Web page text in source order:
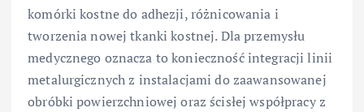
komórki kostne do adhezji, różnicowania i
tworzenia nowej tkanki kostnej. Dla przemysłu
medycznego oznacza to konieczność integracji linii
metalurgicznych z instalacjami do zaawansowanej
obróbki powierzchniowej oraz ścisłej współpracy z